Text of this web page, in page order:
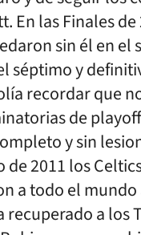
En las Finales
sin él en el
séptimo y
recordar que
de
y sin
de 2011 los
a todo el mundo
recuperado a los